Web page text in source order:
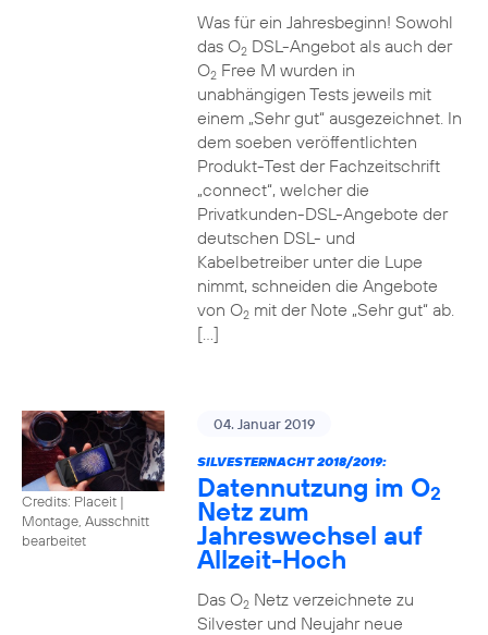
Was für ein Jahresbeginn! Sowohl
das O2DSL-Angebot als auch der
O2Free M wurden in
unabhängigen Tests jeweils mit
einem „Sehr gut“ ausgezeichnet. In
dem soeben veröffentlichten
Produkt-Test der Fachzeitschrift
„connect“, welcher die
Privatkunden-DSL-Angebote der
deutschen DSL- und
Kabelbetreiber unter die Lupe
nimmt, schneiden die Angebote
von O2mit der Note „Sehr gut“ ab.
[…]
Credits: Placeit |
Montage, Ausschnitt
bearbeitet
04. Januar 2019
SILVESTERNACHT 2018/2019:
Datennutzung im O2
Netz zum
Jahreswechsel auf
Allzeit-Hoch
Das O2Netz verzeichnete zu
Silvester und Neujahr neue